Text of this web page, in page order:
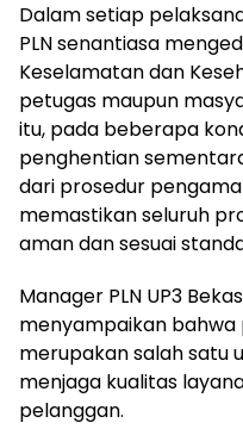
Dalam setiap
PLN senantiasa
Keselamatan dan
petugas maupun
itu, pada beberapa
penghentian
dari prosedur
memastikan seluruh
aman dan sesuai
Manager PLN UP3
menyampaikan
merupakan salah satu
menjaga kualitas
pelanggan.